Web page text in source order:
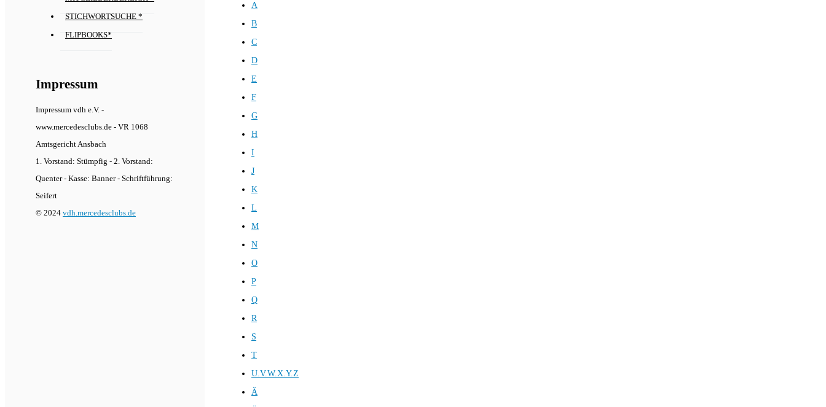
STICHWORTSUCHE *
FLIPBOOKS*
Impressum
Impressum vdh e.V. -
www.mercedesclubs.de - VR 1068
Amtsgericht Ansbach
1. Vorstand: Stümpfig - 2. Vorstand:
Quenter - Kasse: Banner - Schriftführung:
Seifert
© 2024 vdh.mercedesclubs.de
A
B
C
D
E
F
G
H
I
J
K
L
M
N
O
P
Q
R
S
T
U.V.W.X.Y.Z
Ä